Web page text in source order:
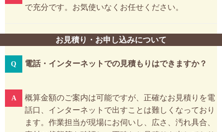
で充分です。お気使いなくお任せください。
お見積り・お申し込みについて
電話・インターネットでの見積もりはできますか？
概算金額のご案内は可能ですが、正確なお見積りを電
話口、インターネットで出すことは難しくなっており
ます。作業担当が現場にお伺いし、広さ、汚れ具合、